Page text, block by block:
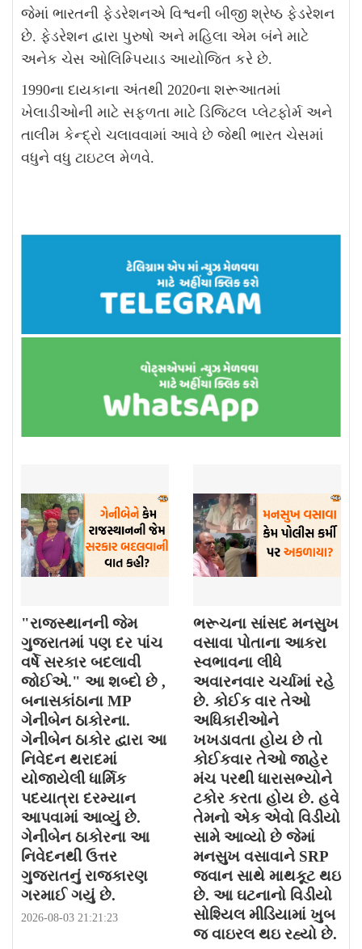
જેમાં ભારતની ફેડરેશનએ વિશ્વની બીજી શ્રેષ્ઠ ફેડરેશન
છે. ફેડરેશન દ્વારા પુરુષો અને મહિલા એમ બંને માટે
અનેક ચેસ ઓલિમ્પિયાડ આયોજિત કરે છે.
1990ના દાયકાના અંતથી 2020ના શરૂઆતમાં
ખેલાડીઓની માટે સફળતા માટે ડિજિટલ પ્લેટફોર્મ અને
તાલીમ કેન્દ્રો ચલાવવામાં આવે છે જેથી ભારત ચેસમાં
વધુને વધુ ટાઇટલ મેળવે.
"રાજસ્થાનની જેમ
ગુજરાતમાં પણ દર પાંચ
વર્ષે સરકાર બદલાવી
જોઈએ." આ શબ્દો છે ,
બનાસકાંઠાના MP
ગેનીબેન ઠાકોરના.
ગેનીબેન ઠાકોર દ્વારા આ
નિવેદન થરાદમાં
યોજાયેલી ધાર્મિક
પદયાત્રા દરમ્યાન
આપવામાં આવ્યું છે.
ગેનીબેન ઠાકોરના આ
નિવેદનથી ઉત્તર
ગુજરાતનું રાજકારણ
ગરમાઈ ગયું છે.
2026-08-03 21:21:23
ભરૂચના સાંસદ મનસુખ
વસાવા પોતાના આકરા
સ્વભાવના લીધે
અવારનવાર ચર્ચામાં રહે
છે. કોઈક વાર તેઓ
અધિકારીઓને
ખખડાવતા હોય છે તો
કોઈકવાર તેઓ જાહેર
મંચ પરથી ધારાસભ્યોને
ટકોર કરતા હોય છે. હવે
તેમનો એક એવો વિડીયો
સામે આવ્યો છે જેમાં
મનસુખ વસાવાને SRP
જવાન સાથે માથકૂટ થઇ
છે. આ ઘટનાનો વિડીયો
સોશ્યિલ મીડિયામાં ખુબ
જ વાઇરલ થઇ રહ્યો છે.